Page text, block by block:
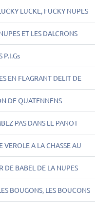
LUCKE, FUCKY NUPES
ET LES DALCRONS
P.I.Gs
EN FLAGRANT DELIT DE
DE QUATENNENS
PAS DANS LE PANOT
VEROLE A LA CHASSE AU
DE BABEL DE LA NUPES
BOUGONS, LES BOUCONS